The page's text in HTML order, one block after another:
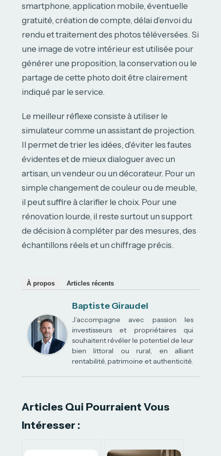
smartphone, application mobile, éventuelle
gratuité, création de compte, délai d’envoi du
rendu et traitement des photos téléversées. Si
une image de votre intérieur est utilisée pour
générer une proposition, la conservation ou le
partage de cette photo doit être clairement
indiqué par le service.
Le meilleur réflexe consiste à utiliser le
simulateur comme un assistant de projection.
Il permet de trier les idées, d’éviter les fautes
évidentes et de mieux dialoguer avec un
artisan, un vendeur ou un décorateur. Pour un
simple changement de couleur ou de meuble,
il peut suffire à clarifier le choix. Pour une
rénovation lourde, il reste surtout un support
de décision à compléter par des mesures, des
échantillons réels et un chiffrage précis.
À propos Articles récents
Baptiste Giraudel
J’accompagne avec passion les
investisseurs et propriétaires qui
souhaitent révéler le potentiel de leur
bien littoral ou rural, en alliant
rentabilité, patrimoine et authenticité.
Articles Qui Pourraient Vous
Intéresser :